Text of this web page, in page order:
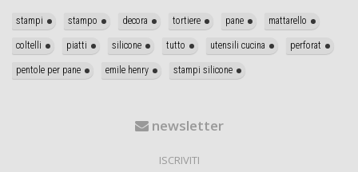
stampi stampo decora tortiere pane mattarello
coltelli piatti silicone tutto utensili cucina perforat
pentole per pane emile henry stampi silicone
newsletter
ISCRIVITI